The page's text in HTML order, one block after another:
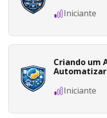
Iniciante
Criando um
Automatizar
Iniciante